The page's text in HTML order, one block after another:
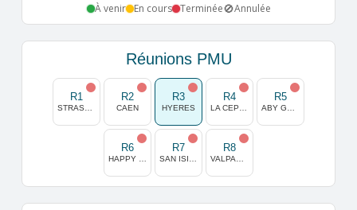
À venir En cours Terminée🚫Annulée
Réunions PMU
R1 R2
CAEN
R3
HYERES
R4 R5
R6 R7 R8